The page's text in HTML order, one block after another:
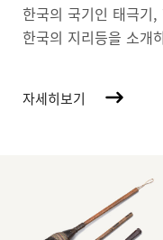
한국의 국기인 태극기
한국의 지리등을 소개
자세히보기